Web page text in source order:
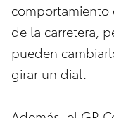
comportamiento
de la carretera,
pueden
girar un dial.